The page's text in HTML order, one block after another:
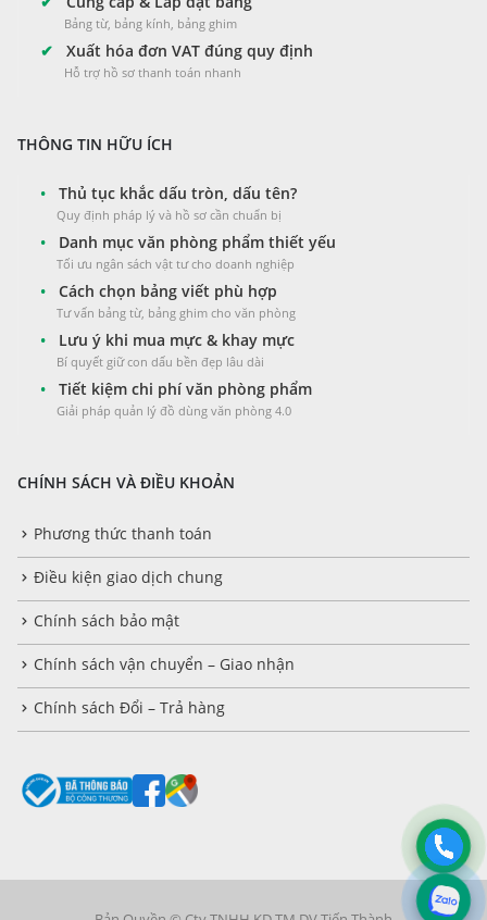
Bảng từ, bảng kính, bảng ghim
✔ Xuất hóa đơn VAT đúng quy định
Hỗ trợ hồ sơ thanh toán nhanh
THÔNG TIN HỮU ÍCH
• Thủ tục khắc dấu tròn, dấu tên?
Quy định pháp lý và hồ sơ cần chuẩn bị
• Danh mục văn phòng phẩm thiết yếu
Tối ưu ngân sách vật tư cho doanh nghiệp
• Cách chọn bảng viết phù hợp
Tư vấn bảng từ, bảng ghim cho văn phòng
• Lưu ý khi mua mực & khay mực
Bí quyết giữ con dấu bền đẹp lâu dài
• Tiết kiệm chi phí văn phòng phẩm
Giải pháp quản lý đồ dùng văn phòng 4.0
CHÍNH SÁCH VÀ ĐIỀU KHOẢN
Phương thức thanh toán
Điều kiện giao dịch chung
Chính sách bảo mật
Chính sách vận chuyển – Giao nhận
Chính sách Đổi – Trả hàng